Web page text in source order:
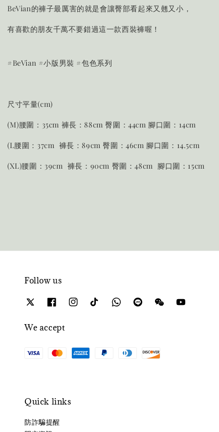
BeVian的褲子最厲害的就是會讓臀部看起來又翹又小，
有喜歡的朋友千萬不要錯過這一款西裝褲喔！
#BeVian #小版男裝 #包色系列
尺寸平量(cm)
(M)腰圍：35cm 褲長：88cm 臀圍：44cm 腳口圍：14cm
(L腰圍：37cm 褲長：89cm 臀圍：46cm 腳口圍：14.5cm
(XL)腰圍：39cm 褲長：90cm 臀圍：48cm 腳口圍：15cm
Follow us
We accept
Quick links
防詐騙提醒